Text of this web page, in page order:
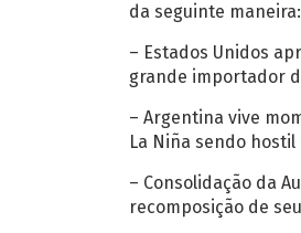
da seguinte maneira:
– Estados Unidos
grande importador
– Argentina vive
La Niña sendo
– Consolidação da
recomposição de